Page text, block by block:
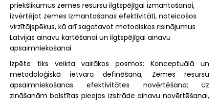
priekšlikumus zemes resursu ilgtspējīgai izmantošanai,
izvērtējot zemes izmantošanas efektivitāti, noteicošos
virzītājspēkus, kā arī sagatavot metodiskos risinājumus
Latvijas ainavu kartēšanai un ilgtspējīgai ainavu
apsaimniekošanai.
Izpēte tiks veikta vairākos posmos: Konceptuālā un
metodoloģiskā ietvara definēšana; Zemes resursu
apsaimniekošanas efektivitātes novērtēšana; Uz
zināšanām balstītas pieejas izstrāde ainavu novērtēšanai,